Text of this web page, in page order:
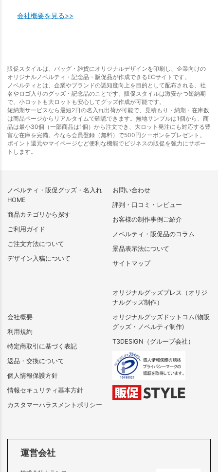
会社概要を見る>>
販促スタイルは、バッグ・雑貨にオリジナルデザインを印刷し、企業向けの
オリジナルノベルティ・記念品・販促品が作成できるECサイトです。
ノベルティとは、企業やブランドの認知度向上を目的として配布される、社
名やロゴ入りのグッズ・記念品のことです。販促スタイルは激安かつ短納期
で、小ロットも大ロットも安心してグッズ作成が可能です。
短納期サービスなら最短2日の名入れ出荷が可能で、見積もり・納期・在庫数
は商品ページからリアルタイムで確認できます。無地サンプルは1個から、商
品は最小30個（一部商品は1個）から注文でき、大ロット発注にも対応する豊
富な在庫を完備。今なら会員登録（無料）で500円クーポンをプレゼント。
ポイント還元やマイページなど便利な機能でビジネスの販促を強力にサポー
トします。
ノベルティ・販促グッズ・名入れ
HOME
商品カテゴリから探す
ご利用ガイド
ご注文方法について
デザイン入稿について
会社概要
利用規約
特定商取引に基づく表記
返品・交換について
個人情報保護方針
情報セキュリティ基本方針
カスタマーハラスメントポリシー
お問い合わせ
評判・口コミ・レビュー
お客様の制作事例ご紹介
ノベルティ・販促品のコラム
景品表示法について
サイトマップ
オリジナルグッズプレス（オリジ
ナルグッズ制作）
オリジナルグッズドットコム(物販
グッズ・ノベルティ制作)
T3DESIGN（グループ会社）
運営会社